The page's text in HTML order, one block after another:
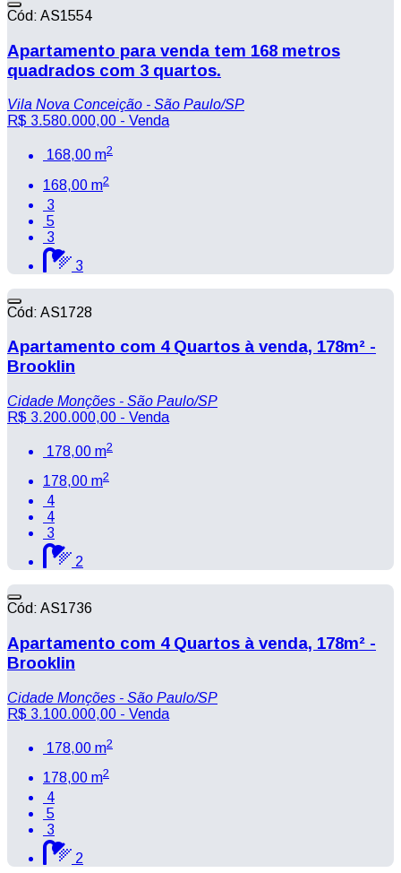
Cód: AS1554
Apartamento para venda tem 168 metros
quadrados com 3 quartos.
Vila Nova Conceição - São Paulo/SP
R$ 3.580.000,00 - Venda
168,00 m2
168,00 m2
3
5
3
3
Cód: AS1728
Apartamento com 4 Quartos à venda, 178m² -
Brooklin
Cidade Monções - São Paulo/SP
R$ 3.200.000,00 - Venda
178,00 m2
178,00 m2
4
4
3
2
Cód: AS1736
Apartamento com 4 Quartos à venda, 178m² -
Brooklin
Cidade Monções - São Paulo/SP
R$ 3.100.000,00 - Venda
178,00 m2
178,00 m2
4
5
3
2